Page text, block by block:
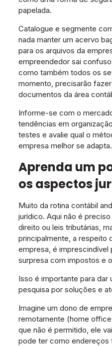
papelada.
Catalogue e segmente
nada manter um acervo
para os arquivos da
empreendedor sai
como também todos os
momento, precisarão
documentos da área
Informe-se com o
tendências em
testes e avalie qual o
empresa melhor se adapta.
Aprenda um
os aspectos
Muito da rotina contábil
jurídico. Aqui não é
direito ou leis tributárias,
principalmente, a respeito
empresa, é imprescindível
surpresa com impostos e
Isso é importante para dar
pesquisa por soluções e
Imagine um dono de
remotamente (home
que não é permitido, ele
pode ter como endereços